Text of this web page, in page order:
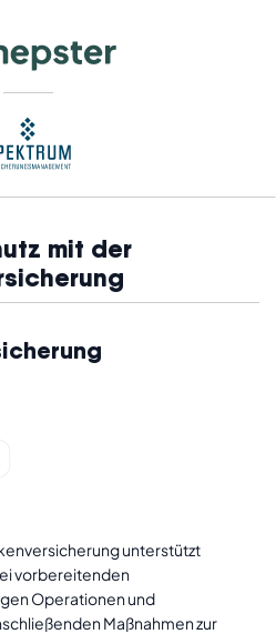
mit der
unterstützt
vorbereitenden
Operationen und
Maßnahmen zur